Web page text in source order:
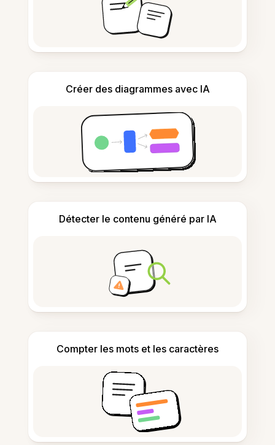
Créer des diagrammes avec IA
Détecter le contenu généré par IA
Compter les mots et les caractères